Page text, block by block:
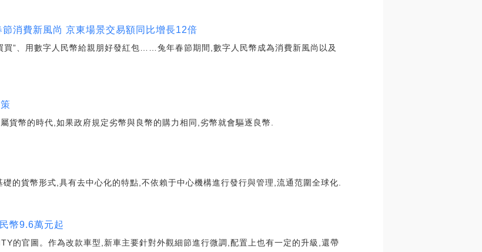
消費新風尚 京東場景交易額同比增長12倍
買”、用數字人民幣給親朋好發紅包……兔年春節期間,數字人民幣成為消費新風尚以及
貨幣的時代,如果政府規定劣幣與良幣的購力相同,劣幣就會驅逐良幣.
的貨幣形式,具有去中心化的特點,不依賴于中心機構進行發行與管理,流通范圍全球化.
幣9.6萬元起
官圖。作為改款車型,新車主要針對外觀細節進行微調,配置上也有一定的升級,還帶